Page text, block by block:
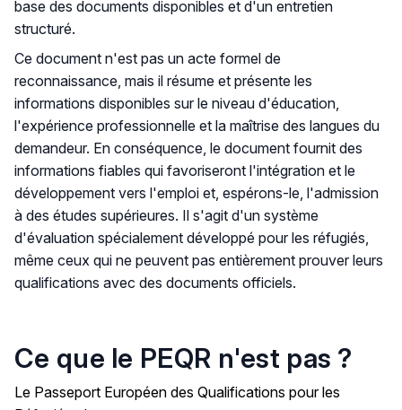
base des documents disponibles et d'un entretien
structuré.
Ce document n'est pas un acte formel de
reconnaissance, mais il résume et présente les
informations disponibles sur le niveau d'éducation,
l'expérience professionnelle et la maîtrise des langues du
demandeur. En conséquence, le document fournit des
informations fiables qui favoriseront l'intégration et le
développement vers l'emploi et, espérons-le, l'admission
à des études supérieures. Il s'agit d'un système
d'évaluation spécialement développé pour les réfugiés,
même ceux qui ne peuvent pas entièrement prouver leurs
qualifications avec des documents officiels.
Ce que le PEQR n'est pas ?
Le Passeport Européen des Qualifications pour les